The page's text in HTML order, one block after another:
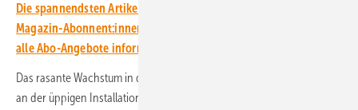
Die spannendsten Artikel, Grafiken und Dossiers erhalten unsere
Magazin-Abonnent:innen. Sie haben noch kein Abo? Jetzt über
alle Abo-Angebote informieren und Wissensvorsprung sichern.
Das rasante Wachstum in den vergangenen Monaten liegt vor allem
an der üppigen Installation von Schnellladesäulen mit einer